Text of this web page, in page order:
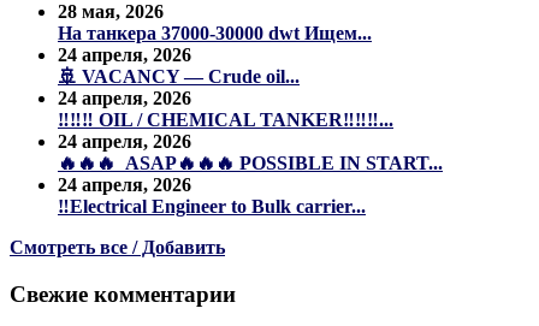
28 мая, 2026
На танкера 37000-30000 dwt Ищем...
24 апреля, 2026
🚢 VACANCY — Crude oil...
24 апреля, 2026
‼️‼️‼️ OIL / CHEMICAL TANKER‼️‼️‼️...
24 апреля, 2026
🔥🔥🔥 ASAP🔥🔥🔥 POSSIBLE IN START...
24 апреля, 2026
‼️Electrical Engineer to Bulk carrier...
Смотреть все / Добавить
Свежие комментарии